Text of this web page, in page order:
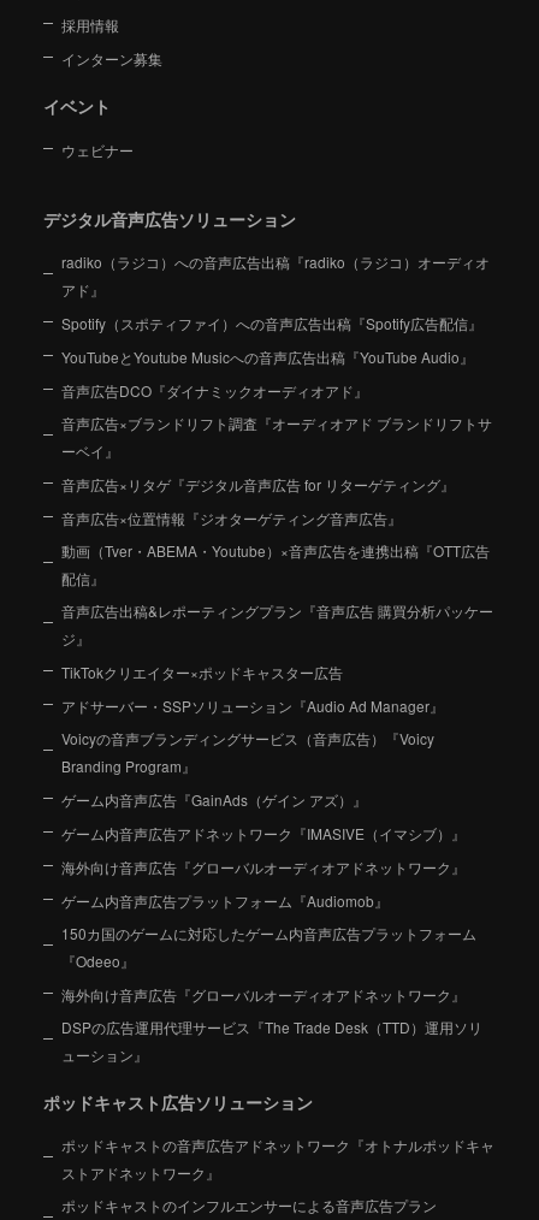
採用情報
インターン募集
イベント
ウェビナー
デジタル音声広告ソリューション
radiko（ラジコ）への音声広告出稿『radiko（ラジコ）オーディオ
アド』
Spotify（スポティファイ）への音声広告出稿『Spotify広告配信』
YouTubeとYoutube Musicへの音声広告出稿『YouTube Audio』
音声広告DCO『ダイナミックオーディオアド』
音声広告×ブランドリフト調査『オーディオアド ブランドリフトサ
ーベイ』
音声広告×リタゲ『デジタル音声広告 for リターゲティング』
音声広告×位置情報『ジオターゲティング音声広告』
動画（Tver・ABEMA・Youtube）×音声広告を連携出稿『OTT広告
配信』
音声広告出稿&レポーティングプラン『音声広告 購買分析パッケー
ジ』
TikTokクリエイター×ポッドキャスター広告
アドサーバー・SSPソリューション『Audio Ad Manager』
Voicyの音声ブランディングサービス（音声広告）『Voicy
Branding Program』
ゲーム内音声広告『GainAds（ゲイン アズ）』
ゲーム内音声広告アドネットワーク『IMASIVE（イマシブ）』
海外向け音声広告『グローバルオーディオアドネットワーク』
ゲーム内音声広告プラットフォーム『Audiomob』
150カ国のゲームに対応したゲーム内音声広告プラットフォーム
『Odeeo』
海外向け音声広告『グローバルオーディオアドネットワーク』
DSPの広告運用代理サービス『The Trade Desk（TTD）運用ソリ
ューション』
ポッドキャスト広告ソリューション
ポッドキャストの音声広告アドネットワーク『オトナルポッドキャ
ストアドネットワーク』
ポッドキャストのインフルエンサーによる音声広告プラン